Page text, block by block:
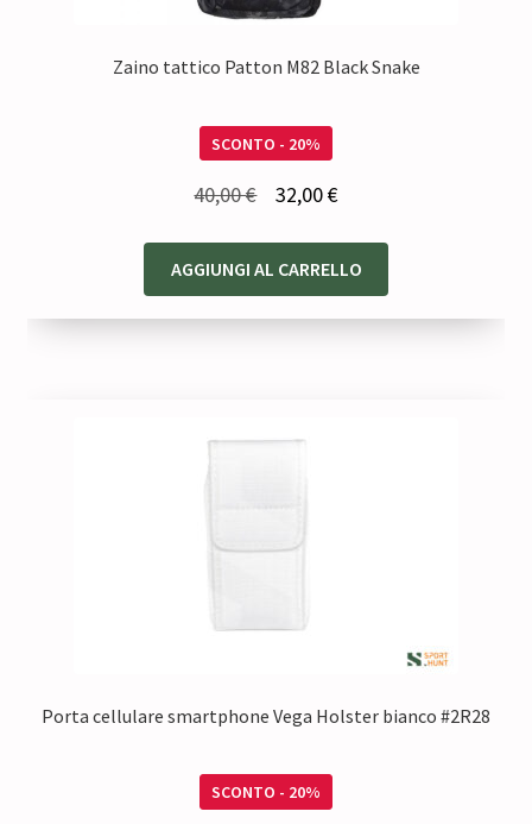
Zaino tattico Patton M82 Black Snake
SCONTO - 20%
40,00€
originale
era:
32,00€Il
attuale
è:
AGGIUNGI AL CARRELLO
Porta cellulare smartphone Vega Holster bianco #2R28
SCONTO - 20%